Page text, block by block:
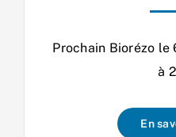
Prochain Biorézo
à
En